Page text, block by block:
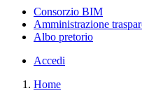
Consorzio BIM
Amministrazione
Albo pretorio
Accedi
Home